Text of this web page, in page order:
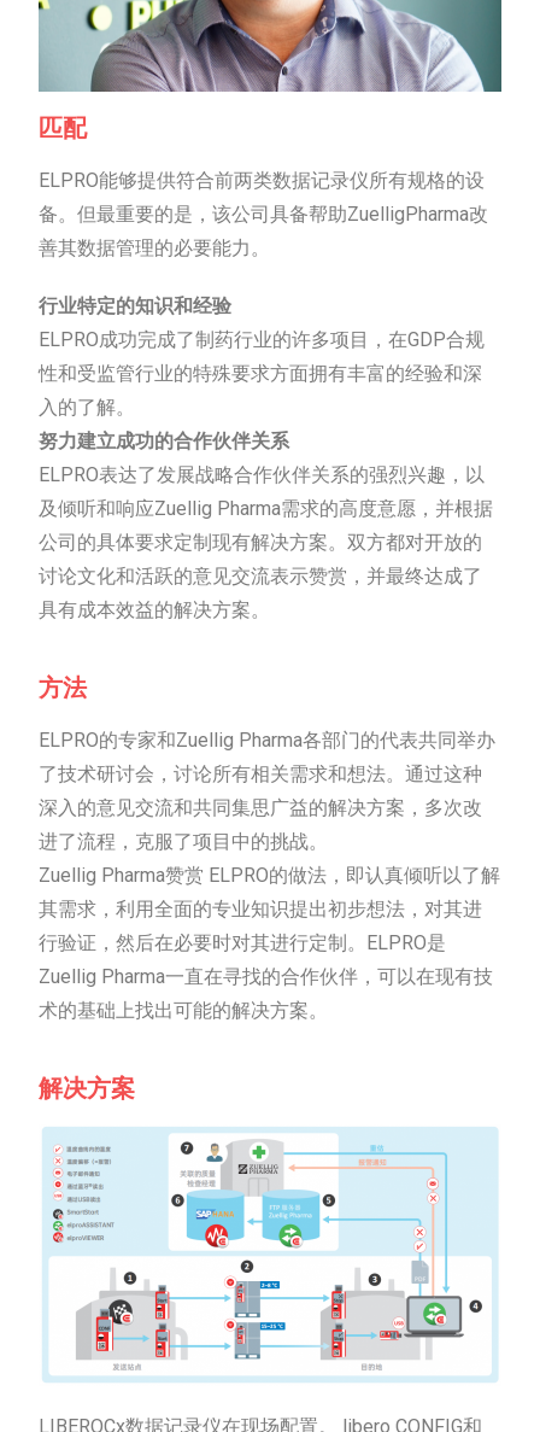
匹配
ELPRO能够提供符合前两类数据记录仪所有规格的设
备。但最重要的是，该公司具备帮助ZuelligPharma改
善其数据管理的必要能力。
行业特定的知识和经验
ELPRO成功完成了制药行业的许多项目，在GDP合规
性和受监管行业的特殊要求方面拥有丰富的经验和深
入的了解。
努力建立成功的合作伙伴关系
ELPRO表达了发展战略合作伙伴关系的强烈兴趣，以
及倾听和响应Zuellig Pharma需求的高度意愿，并根据
公司的具体要求定制现有解决方案。双方都对开放的
讨论文化和活跃的意见交流表示赞赏，并最终达成了
具有成本效益的解决方案。
方法
ELPRO的专家和Zuellig Pharma各部门的代表共同举办
了技术研讨会，讨论所有相关需求和想法。通过这种
深入的意见交流和共同集思广益的解决方案，多次改
进了流程，克服了项目中的挑战。
Zuellig Pharma赞赏 ELPRO的做法，即认真倾听以了解
其需求，利用全面的专业知识提出初步想法，对其进
行验证，然后在必要时对其进行定制。ELPRO是
Zuellig Pharma一直在寻找的合作伙伴，可以在现有技
术的基础上找出可能的解决方案。
解决方案
LIBEROCx数据记录仪在现场配置。 libero CONFIG和